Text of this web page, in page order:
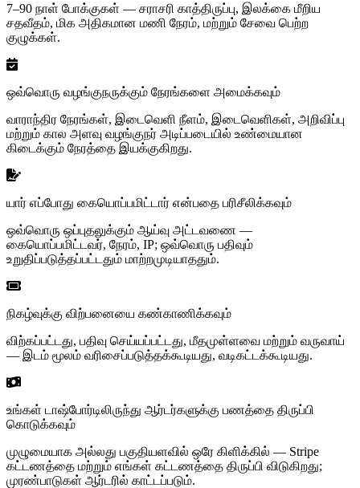
7–90 நாள் போக்குகள் — சராசரி காத்திருப்பு, இலக்கை மீறிய
சதவீதம், மிக அதிகமான மணி நேரம், மற்றும் சேவை பெற்ற
குழுக்கள்.
ஒவ்வொரு வழங்குநருக்கும் நேரங்களை அமைக்கவும்
வாராந்திர நேரங்கள், இடைவெளி நீளம், இடைவெளிகள், அறிவிப்பு
மற்றும் கால அளவு வழங்குநர் அடிப்படையில் உண்மையான
கிடைக்கும் நேரத்தை இயக்குகிறது.
யார் எப்போது கையொப்பமிட்டார் என்பதை பரிசீலிக்கவும்
ஒவ்வொரு ஒப்புதலுக்கும் ஆய்வு அட்டவணை —
கையொப்பமிட்டவர், நேரம், IP; ஒவ்வொரு பதிவும்
உறுதிப்படுத்தப்பட்டதும் மாற்றமுடியாததும்.
நிகழ்வுக்கு விற்பனையை கண்காணிக்கவும்
விற்கப்பட்டது, பதிவு செய்யப்பட்டது, மீதமுள்ளவை மற்றும் வருவாய்
— இடம் மூலம் வரிசைப்படுத்தக்கூடியது, வடிகட்டக்கூடியது.
உங்கள் டாஷ்போர்டிலிருந்து ஆர்டர்களுக்கு பணத்தை திருப்பி
கொடுக்கவும்
முழுமையாக அல்லது பகுதியளவில் ஒரே கிளிக்கில் — Stripe
கட்டணத்தை மற்றும் எங்கள் கட்டணத்தை திருப்பி விடுகிறது;
முரண்பாடுகள் ஆர்டரில் காட்டப்படும்.